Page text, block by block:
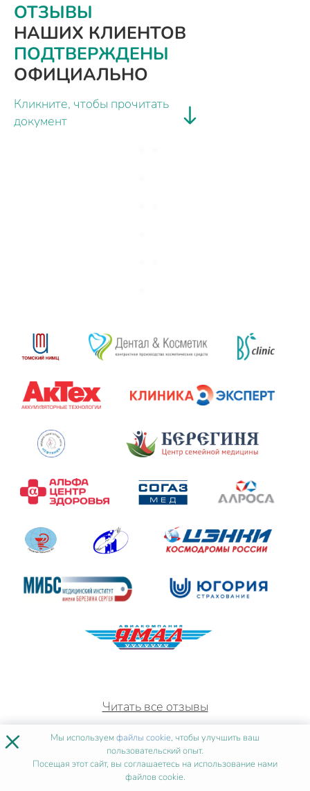
ОТЗЫВЫ
НАШИХ КЛИЕНТОВ
ПОДТВЕРЖДЕНЫ
ОФИЦИАЛЬНО
Кликните, чтобы прочитать
документ
Читать все отзывы
× Мы используемфайлы cookie, чтобы улучшить ваш
пользовательский опыт.
Посещая этот сайт, вы соглашаетесь на использование нами
файлов cookie.